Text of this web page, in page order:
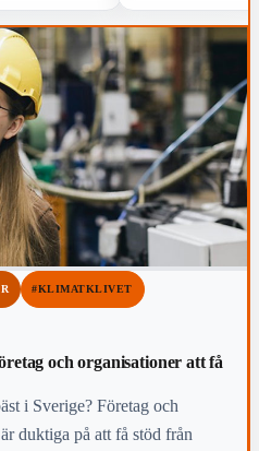
#KLIMATKLIVET
och organisationer att få
i Sverige? Företag och
duktiga på att få stöd från